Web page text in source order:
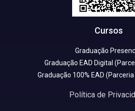
Cursos
Graduação
Graduação EAD Digital
Graduação 100% EAD
Política de